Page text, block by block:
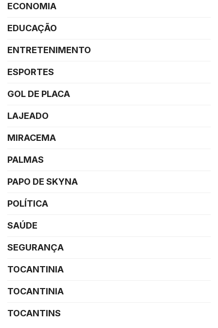
ECONOMIA
EDUCAÇÃO
ENTRETENIMENTO
ESPORTES
GOL DE PLACA
LAJEADO
MIRACEMA
PALMAS
PAPO DE SKYNA
POLÍTICA
SAÚDE
SEGURANÇA
TOCANTINIA
TOCANTINIA
TOCANTINS